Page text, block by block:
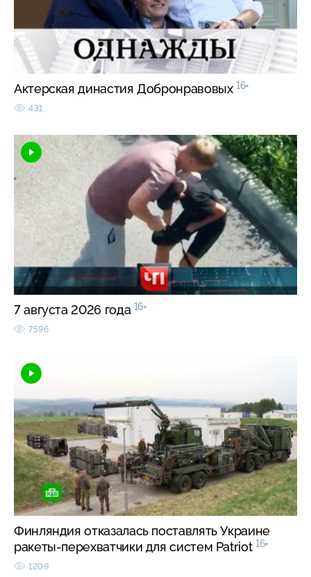
Актерская династия Добронравовых 16+
431
7 августа 2026 года 16+
7596
Финляндия отказалась поставлять Украине
ракеты-перехватчики для систем Patriot 16+
1209